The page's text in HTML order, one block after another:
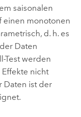
saisonalen
einen monotonen
d. h. es
Daten
Test werden
nicht
Daten ist der